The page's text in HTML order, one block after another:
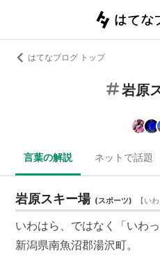
はてなブログ トップ
岩原
言葉の解説 ネットで話題
岩原スキー場 (スポーツ) 【い
いわはら、ではなく「いわっ
新潟県南魚沼郡湯沢町。